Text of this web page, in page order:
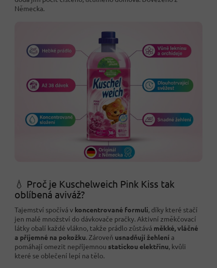
Německa.
💧 Proč je Kuschelweich Pink Kiss tak
oblíbená aviváž?
Tajemství spočívá v koncentrované formuli, díky které stačí
jen malé množství do dávkovače pračky. Aktivní změkčovací
látky obalí každé vlákno, takže prádlo zůstává měkké, vláčné
a příjemné na pokožku. Zároveň usnadňují žehlení a
pomáhají omezit nepříjemnou statickou elektřinu, kvůli
které se oblečení lepí na tělo.